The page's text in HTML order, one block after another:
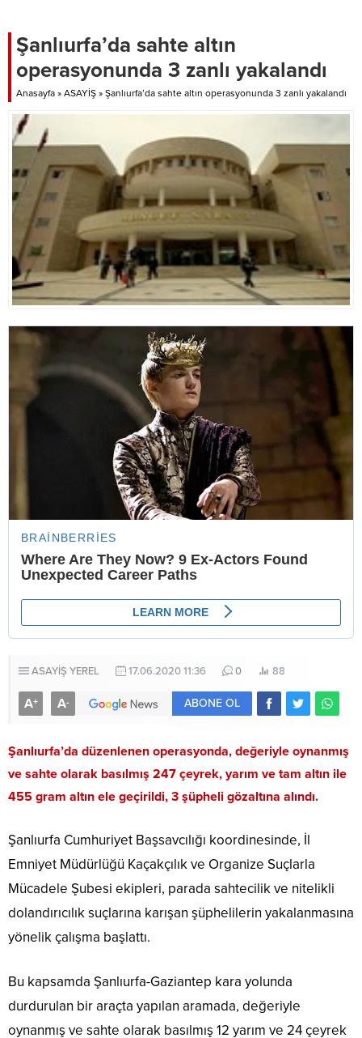
Şanlıurfa’da sahte altın
operasyonunda 3 zanlı yakalandı
Anasayfa » ASAYİŞ » Şanlıurfa’da sahte altın operasyonunda 3 zanlı yakalandı
ASAYİŞ YEREL 17.06.2020 11:36 0 88
A+ A- ABONE OL
Şanlıurfa’da düzenlenen operasyonda, değeriyle oynanmış
ve sahte olarak basılmış 247 çeyrek, yarım ve tam altın ile
455 gram altın ele geçirildi, 3 şüpheli gözaltına alındı.
Şanlıurfa Cumhuriyet Başsavcılığı koordinesinde, İl
Emniyet Müdürlüğü Kaçakçılık ve Organize Suçlarla
Mücadele Şubesi ekipleri, parada sahtecilik ve nitelikli
dolandırıcılık suçlarına karışan şüphelilerin yakalanmasına
yönelik çalışma başlattı.
Bu kapsamda Şanlıurfa-Gaziantep kara yolunda
durdurulan bir araçta yapılan aramada, değeriyle
oynanmış ve sahte olarak basılmış 12 yarım ve 24 çeyrek